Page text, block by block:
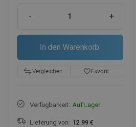
- +
In den Warenkorb
Vergleichen favorite_borderFavorit
Verfügbarkeit: Auf Lager
Lieferung von: 12.99 €